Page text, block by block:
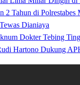
Tahun di Polrestabes
Dianiaya
Dokter Tebing
Hartono Dukung